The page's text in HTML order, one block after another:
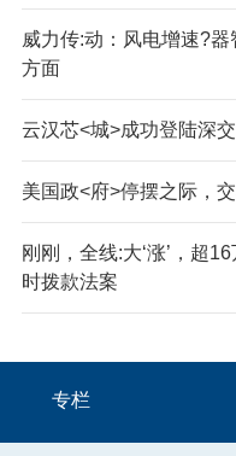
威力传:动：风电增速?器
方面
云汉芯<城>成功登陆深
美国政<府>停摆之际，
刚刚，全线:大‘涨’，超
时拨款法案
专栏